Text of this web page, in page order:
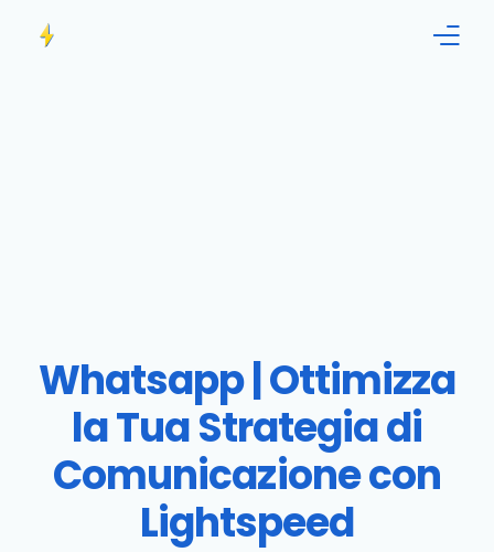
Whatsapp | Ottimizza
la Tua Strategia di
Comunicazione con
Lightspeed
Italiano